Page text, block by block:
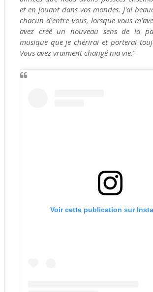
et en jouant dans vos mondes. J'ai
chacun d'entre vous, lorsque vous
avez créé un nouveau sens de la
musique que je chérirai et porterai
Vous avez vraiment changé ma vie."
Voir cette publication sur